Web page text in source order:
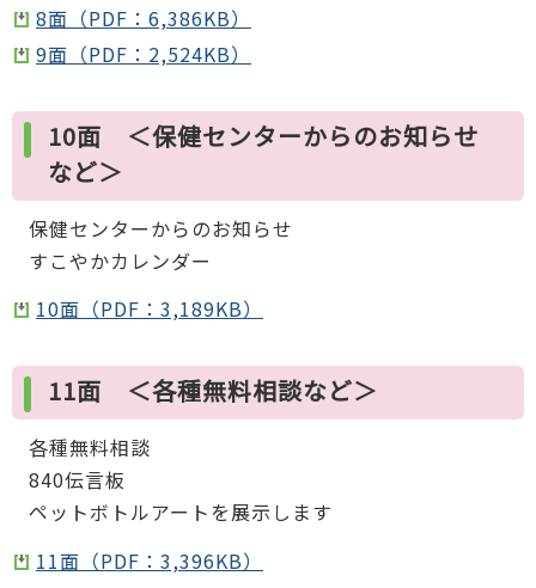
8面（PDF：6,386KB）
9面（PDF：2,524KB）
10面 ＜保健センターからのお知らせ
など＞
保健センターからのお知らせ
すこやかカレンダー
10面（PDF：3,189KB）
11面 ＜各種無料相談など＞
各種無料相談
840伝言板
ペットボトルアートを展示します
11面（PDF：3,396KB）